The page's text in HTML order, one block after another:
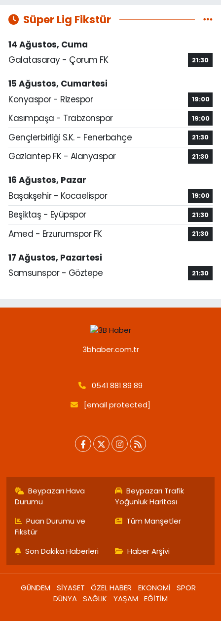
Süper Lig Fikstür
14 Ağustos, Cuma
Galatasaray - Çorum FK
21:30
15 Ağustos, Cumartesi
Konyaspor - Rizespor
19:00
Kasımpaşa - Trabzonspor 19:00
Gençlerbirliği S.K. - Fenerbahçe 21:30
Gaziantep FK - Alanyaspor 21:30
16 Ağustos, Pazar
Başakşehir - Kocaelispor
19:00
Beşiktaş - Eyüpspor 21:30
Amed - Erzurumspor FK 21:30
17 Ağustos, Pazartesi
Samsunspor - Göztepe
21:30
3bhaber.com.tr
0541 881 89 89
[email protected]
Beypazarı Hava
Durumu
Beypazarı Trafik
Yoğunluk Haritası
Puan Durumu ve
Fikstür
Tüm Manşetler
Son Dakika Haberleri Haber Arşivi
GÜNDEM SİYASET ÖZEL HABER EKONOMİ
SPOR
DÜNYA SAĞLIK YAŞAM EĞİTİM